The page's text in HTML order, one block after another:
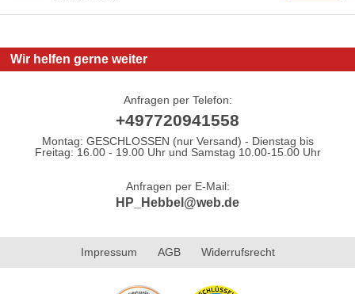
Wir helfen gerne weiter
Anfragen per Telefon:
+497720941558
Montag: GESCHLOSSEN (nur Versand) - Dienstag bis
Freitag: 16.00 - 19.00 Uhr und Samstag 10.00-15.00 Uhr
Anfragen per E-Mail:
HP_Hebbel@web.de
Impressum AGB Widerrufsrecht